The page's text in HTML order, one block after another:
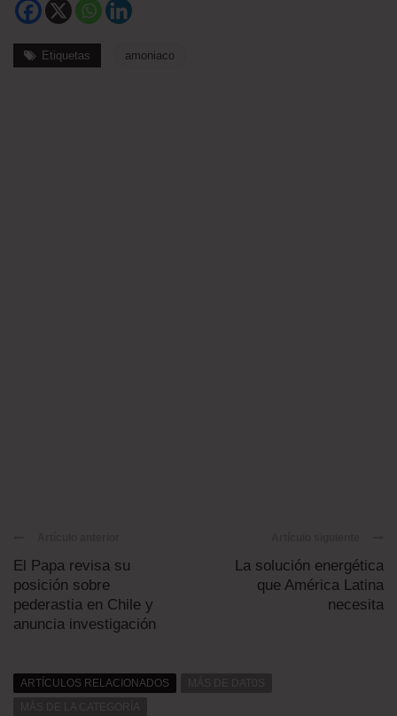
Etiquetas amoniaco
El Papa revisa su
posición sobre
pederastia en Chile y
anuncia investigación
La solución energética
que América Latina
necesita
ARTÍCULOS RELACIONADOS